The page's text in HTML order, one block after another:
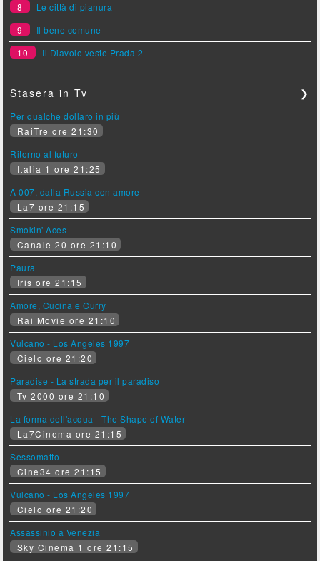
8
Le città di pianura
9
Il bene comune
10
Il Diavolo veste Prada 2
Stasera in Tv ❯
Per qualche dollaro in più
RaiTre ore 21:30
Ritorno al futuro
Italia 1 ore 21:25
A 007, dalla Russia con amore
La7 ore 21:15
Smokin' Aces
Canale 20 ore 21:10
Paura
Iris ore 21:15
Amore, Cucina e Curry
Rai Movie ore 21:10
Vulcano - Los Angeles 1997
Cielo ore 21:20
Paradise - La strada per il paradiso
Tv 2000 ore 21:10
La forma dell'acqua - The Shape of Water
La7Cinema ore 21:15
Sessomatto
Cine34 ore 21:15
Vulcano - Los Angeles 1997
Cielo ore 21:20
Assassinio a Venezia
Sky Cinema 1 ore 21:15